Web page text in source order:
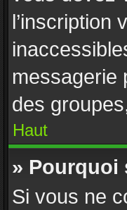
l’inscription
messagerie
des
Haut
» Pourquoi
Si vous ne